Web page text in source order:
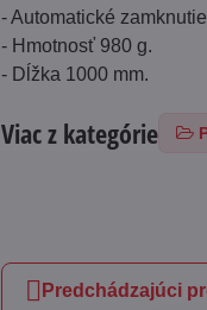
- Automatické
- Hmotnosť 980 g.
- Dĺžka 1000 mm.
Viac z kategórie
Predchádzajúci